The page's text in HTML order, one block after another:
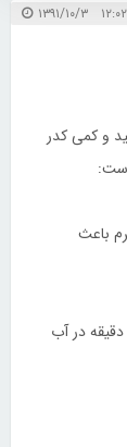
۱۲:۰۲ ۱۳۹۱/۱۰/۳
و کمی کدر
باعث
2) شگرد دیگر اینکه می‌توانید ظروف نقره را به مدت ۱۰ دقیقه در آب